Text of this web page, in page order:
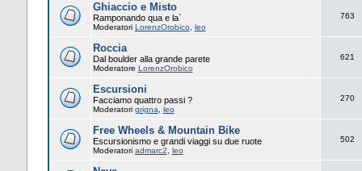
Ghiaccio e Misto
Ramponando qua e la`
Moderatori LorenzOrobico leo
763
Roccia
Dal boulder alla grande parete
Moderatore LorenzOrobico
621
Escursioni
Facciamo quattro passi ?
Moderatori grigna leo
270
Free Wheels & Mountain Bike
Escursionismo e grandi viaggi su due ruote
Moderatori admarc2 leo
502